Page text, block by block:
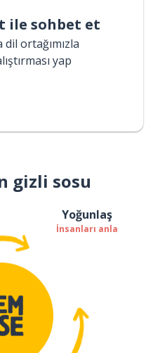
ile sohbet et
dil ortağımızla
yap
gizli sosu
Yoğunlaş
İnsanları anla